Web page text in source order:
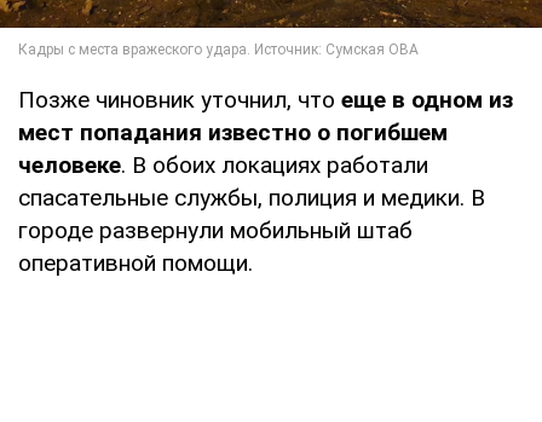
Позже чиновник уточнил, что еще в одном из
мест попадания известно о погибшем
человеке. В обоих локациях работали
спасательные службы, полиция и медики. В
городе развернули мобильный штаб
оперативной помощи.